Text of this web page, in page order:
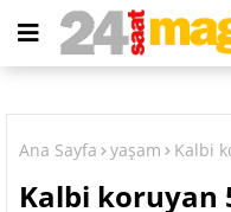
Ana Sayfa yaşam Kalbi
Kalbi koruyan